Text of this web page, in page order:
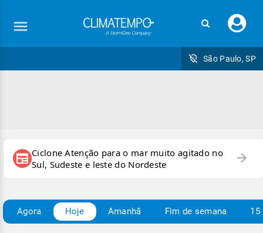
seu
São Paulo, SP
newspaper Ciclone Atenção para o mar muito agitado no
Sul, Sudeste e leste do Nordeste
arrow_forward
Agora Hoje Amanhã Fim de semana 15